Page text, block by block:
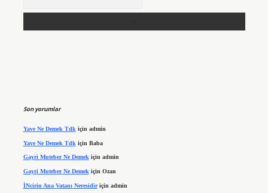
Son yorumlar
Yave Ne Demek Tdk için admin
Yave Ne Demek Tdk için Baba
Gayri Muteber Ne Demekiçin admin
Gayri Muteber Ne Demek için Ozan
İNcirin Ana Vatanı Neresidiriçin admin